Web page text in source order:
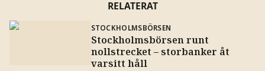
RELATERAT
STOCKHOLMSBÖRSEN
Stockholmsbörsen runt
nollstrecket – storbanker åt
varsitt håll